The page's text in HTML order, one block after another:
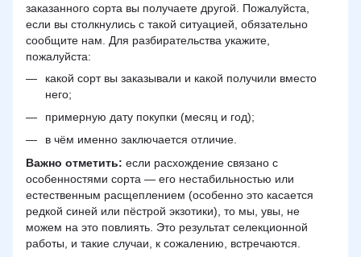
заказанного сорта вы получаете другой. Пожалуйста,
если вы столкнулись с такой ситуацией, обязательно
сообщите нам. Для разбирательства укажите,
пожалуйста:
какой сорт вы заказывали и какой получили вместо
него;
примерную дату покупки (месяц и год);
в чём именно заключается отличие.
Важно отметить: если расхождение связано с
особенностями сорта — его нестабильностью или
естественным расщеплением (особенно это касается
редкой синей или пёстрой экзотики), то мы, увы, не
можем на это повлиять. Это результат селекционной
работы, и такие случаи, к сожалению, встречаются.